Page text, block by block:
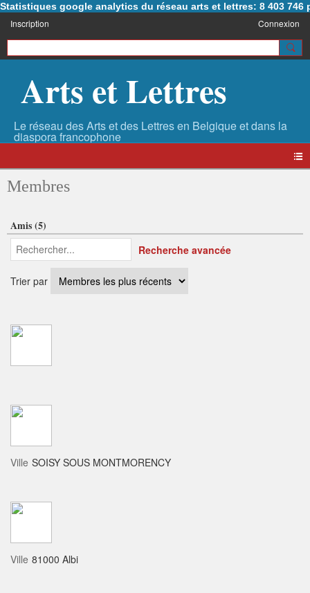
Statistiques google analytics du réseau arts et lettres: 8 403 746
Inscription Connexion
Arts et Lettres
Membres
Amis (5)
Trier par
Recherche avancée
Ville SOISY SOUS MONTMORENCY
Ville 81000 Albi